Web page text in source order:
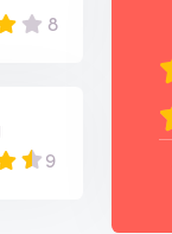
8
9